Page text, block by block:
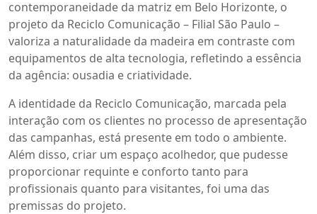
contemporaneidade da matriz em Belo Horizonte, o
projeto da Reciclo Comunicação – Filial São Paulo –
valoriza a naturalidade da madeira em contraste com
equipamentos de alta tecnologia, refletindo a essência
da agência: ousadia e criatividade.
A identidade da Reciclo Comunicação, marcada pela
interação com os clientes no processo de apresentação
das campanhas, está presente em todo o ambiente.
Além disso, criar um espaço acolhedor, que pudesse
proporcionar requinte e conforto tanto para
profissionais quanto para visitantes, foi uma das
premissas do projeto.